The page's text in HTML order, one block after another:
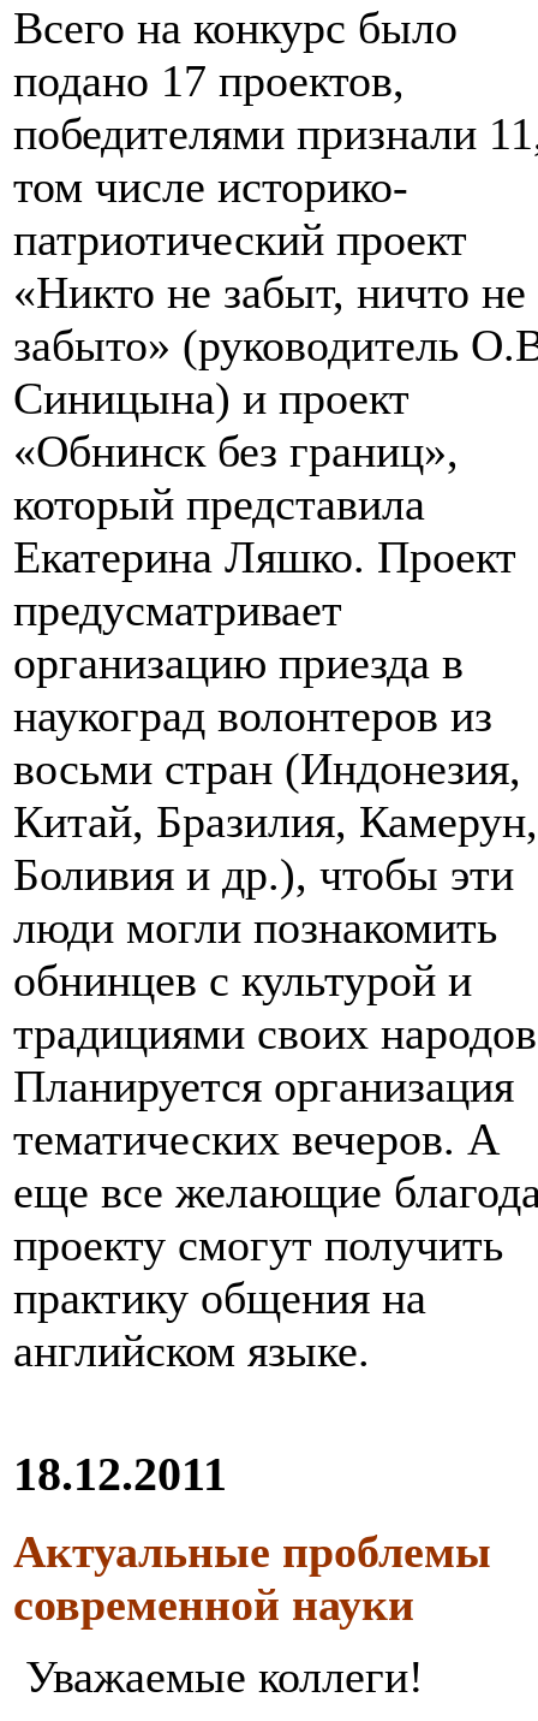
Всего на конкурс было
подано 17 проектов,
победителями признали
том числе историко-
патриотический проект
«Никто не забыт, ничто не
забыто» (руководитель
Синицына) и проект
«Обнинск без границ»,
который представила
Екатерина Ляшко. Проект
предусматривает
организацию приезда в
наукоград волонтеров из
восьми стран (Индонезия,
Китай, Бразилия, Камерун,
Боливия и др.), чтобы эти
люди могли познакомить
обнинцев с культурой и
традициями своих
Планируется организация
тематических вечеров. А
еще все желающие
проекту смогут получить
практику общения на
английском языке.
18.12.2011
Актуальные проблемы
современной науки
Уважаемые коллеги!